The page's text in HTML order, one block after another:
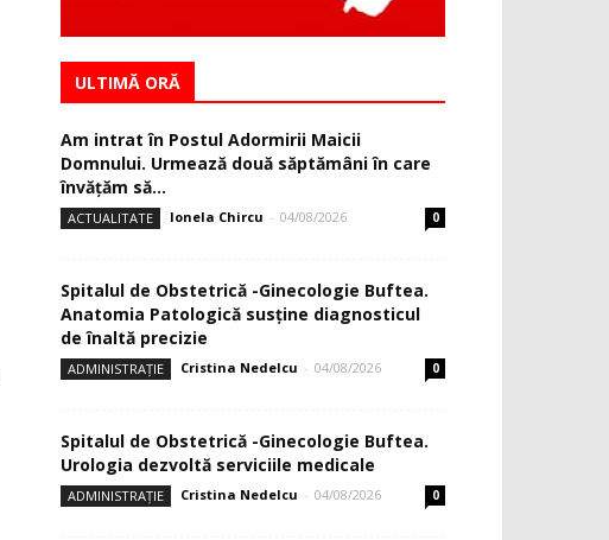
ULTIMĂ ORĂ
Am intrat în Postul Adormirii Maicii
Domnului. Urmează două săptămâni în care
învăţăm să...
ACTUALITATE Ionela Chircu - 04/08/2026 0
Spitalul de Obstetrică -Ginecologie Buftea.
Anatomia Patologică susţine diagnosticul
de înaltă precizie
ADMINISTRAȚIE Cristina Nedelcu - 04/08/2026 0
Spitalul de Obstetrică -Ginecologie Buftea.
Urologia dezvoltă serviciile medicale
ADMINISTRAȚIE Cristina Nedelcu - 04/08/2026 0